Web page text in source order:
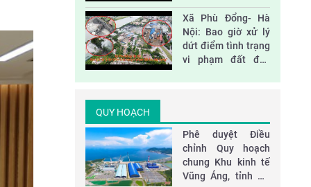
Đại hội Hội nông dân huyện Sóc Sơn nhiệm
kỳ 2023-2028
Xã Phù Đổng- Hà
Nội: Bao giờ xử lý
dứt điểm tình trạng
vi phạm đất đai,
QUY HOẠCH
Phê duyệt Điều
chỉnh Quy hoạch
chung Khu kinh tế
Vũng Áng, tỉnh Hà